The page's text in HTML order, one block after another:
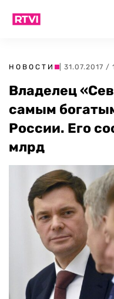
НОВОСТИ | 31.07.2017 /
Владелец
самым
России. Его
млрд